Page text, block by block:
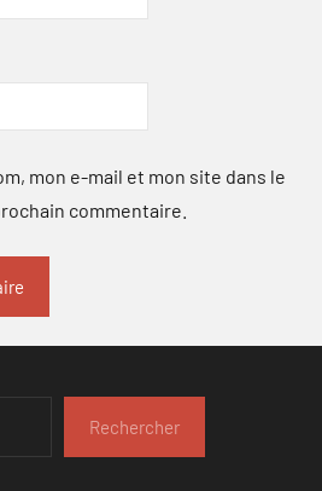
mon e-mail et mon site dans le
commentaire.
Rechercher